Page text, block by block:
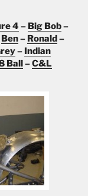
4 – Big Bob–
Ben– Ronald –
– Indian
Ball –C&L